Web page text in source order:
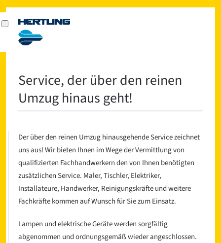
Service, der über den reinen
Umzug hinaus geht!
Der über den reinen Umzug hinausgehende Service zeichnet
uns aus! Wir bieten Ihnen im Wege der Vermittlung von
qualifizierten Fachhandwerkern den von Ihnen benötigten
zusätzlichen Service. Maler, Tischler, Elektriker,
Installateure, Handwerker, Reinigungskräfte und weitere
Fachkräfte kommen auf Wunsch für Sie zum Einsatz.
Lampen und elektrische Geräte werden sorgfältig
abgenommen und ordnungsgemäß wieder angeschlossen.